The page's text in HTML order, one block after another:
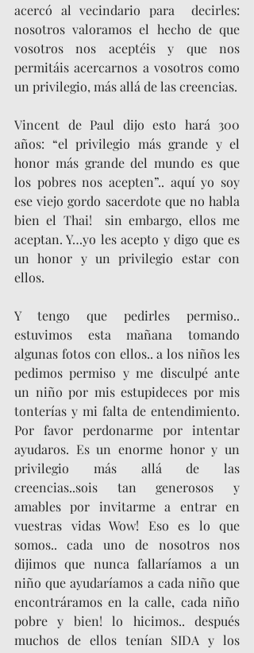
acercó al vecindario para  decirles:
nosotros valoramos el hecho de que
vosotros nos aceptéis y que nos
permitáis acercarnos a vosotros como
un privilegio, más allá de las creencias.
Vincent de Paul dijo esto hará 300
años: “el privilegio más grande y el
honor más grande del mundo es que
los pobres nos acepten”.. aquí yo soy
ese viejo gordo sacerdote que no habla
bien el Thai!  sin embargo, ellos me
aceptan. Y…yo les acepto y digo que es
un honor y un privilegio estar con
ellos.
Y tengo que pedirles permiso..
estuvimos esta mañana tomando
algunas fotos con ellos.. a los niños les
pedimos permiso y me disculpé ante
un niño por mis estupideces por mis
tonterías y mi falta de entendimiento.
Por favor perdonarme por intentar
ayudaros. Es un enorme honor y un
privilegio más allá de las
creencias..sois tan generosos y
amables por invitarme a entrar en
vuestras vidas Wow! Eso es lo que
somos.. cada uno de nosotros nos
dijimos que nunca fallaríamos a un
niño que ayudaríamos a cada niño que
encontráramos en la calle, cada niño
pobre y bien! lo hicimos.. después
muchos de ellos tenían SIDA y los